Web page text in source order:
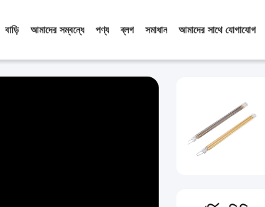
বাড়ি আমাদের সম্বন্ধে পণ্য ব্লগ সমাধান আমাদের সাথে যোগাযোগ